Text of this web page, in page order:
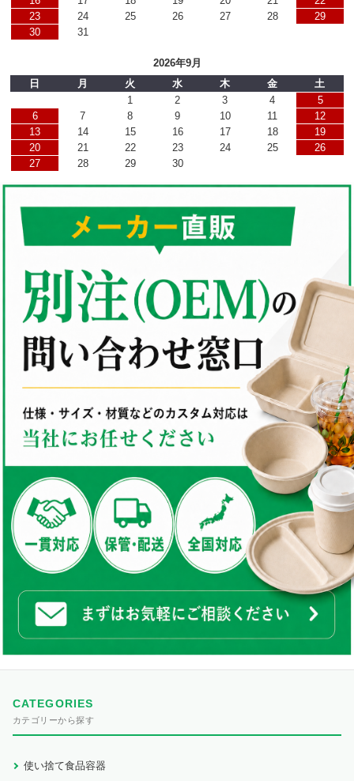
23
24 25 26 27 28
29
30
31
2026年9月
日
月 火 水 木 金
土
1
2 3 4
5
6
7 8 9 10 11
12
13
14 15 16 17 18
19
20
21 22 23 24 25
26
27
28 29 30
CATEGORIES
カテゴリーから探す
使い捨て食品容器